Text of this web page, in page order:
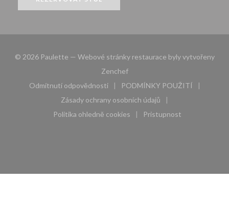
© 2026 Paulette — Webové stránky restaurace byly vytvořeny
Zenchef((otevře se v novém okně))
Odmítnutí odpovědnosti
((otevře se v novém okně))
PODMÍNKY POUŽITÍ
((otevře se v novém
Zásady ochrany osobních údajů
((otevře se v novém okně))
Politika ohledně cookies
((otevře se v novém okně))
Pristupnost
((otevře se v novém